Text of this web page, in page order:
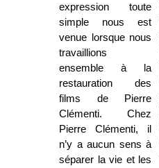
expression toute
simple nous est
venue lorsque nous
travaillions
ensemble à la
restauration des
films de Pierre
Clémenti. Chez
Pierre Clémenti, il
n’y a aucun sens à
séparer la vie et les